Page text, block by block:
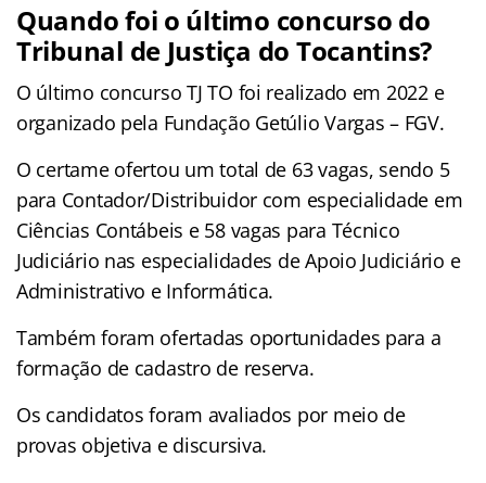
Quando foi o último concurso do
Tribunal de Justiça do Tocantins?
O último concurso TJ TO foi realizado em 2022 e
organizado pela Fundação Getúlio Vargas – FGV.
O certame ofertou um total de 63 vagas, sendo 5
para Contador/Distribuidor com especialidade em
Ciências Contábeis e 58 vagas para Técnico
Judiciário nas especialidades de Apoio Judiciário e
Administrativo e Informática.
Também foram ofertadas oportunidades para a
formação de cadastro de reserva.
Os candidatos foram avaliados por meio de
provas objetiva e discursiva.